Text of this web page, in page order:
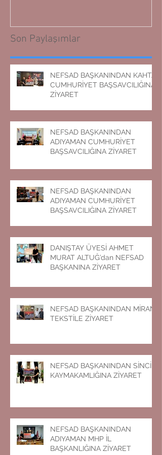
Son Paylaşımlar
NEFSAD BAŞKANINDAN KAHTA
CUMHURİYET BAŞSAVCILIĞINA
ZİYARET
NEFSAD BAŞKANINDAN
ADIYAMAN CUMHURİYET
BAŞSAVCILIĞINA ZİYARET
NEFSAD BAŞKANINDAN
ADIYAMAN CUMHURİYET
BAŞSAVCILIĞINA ZİYARET
DANIŞTAY ÜYESİ AHMET
MURAT ALTUĞ’dan NEFSAD
BAŞKANINA ZİYARET
NEFSAD BAŞKANINDAN MİRAN
TEKSTİLE ZİYARET
NEFSAD BAŞKANINDAN SİNCİK
KAYMAKAMLIĞINA ZİYARET
NEFSAD BAŞKANINDAN
ADIYAMAN MHP İL
BAŞKANLIĞINA ZİYARET